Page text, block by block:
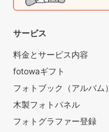
サービス
料金とサービス内容
fotowaギフト
フォトブック（アルバム）
木製フォトパネル
フォトグラファー登録